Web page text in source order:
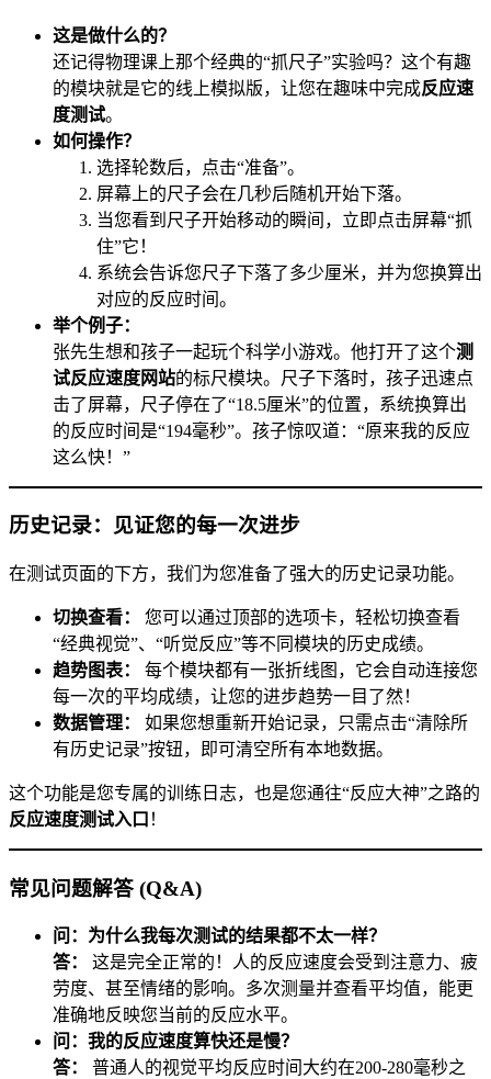
这是做什么的？
还记得物理课上那个经典的“抓尺子”实验吗？这个有趣
的模块就是它的线上模拟版，让您在趣味中完成反应速
度测试。
如何操作？
选择轮数后，点击“准备”。
屏幕上的尺子会在几秒后随机开始下落。
当您看到尺子开始移动的瞬间，立即点击屏幕“抓
住”它！
系统会告诉您尺子下落了多少厘米，并为您换算出
对应的反应时间。
举个例子：
张先生想和孩子一起玩个科学小游戏。他打开了这个测
试反应速度网站的标尺模块。尺子下落时，孩子迅速点
击了屏幕，尺子停在了“18.5厘米”的位置，系统换算出
的反应时间是“194毫秒”。孩子惊叹道：“原来我的反应
这么快！”
历史记录：见证您的每一次进步
在测试页面的下方，我们为您准备了强大的历史记录功能。
切换查看：
您可以通过顶部的选项卡，轻松切换查看
“经典视觉”、“听觉反应”等不同模块的历史成绩。
趋势图表：
每个模块都有一张折线图，它会自动连接您
每一次的平均成绩，让您的进步趋势一目了然！
数据管理：
如果您想重新开始记录，只需点击“清除所
有历史记录”按钮，即可清空所有本地数据。
这个功能是您专属的训练日志，也是您通往“反应大神”之路的
反应速度测试入口 ！
常见问题解答 (Q&A)
问：为什么我每次测试的结果都不太一样？
答：
这是完全正常的！人的反应速度会受到注意力、疲
劳度、甚至情绪的影响。多次测量并查看平均值，能更
准确地反映您当前的反应水平。
问：我的反应速度算快还是慢？
答：
普通人的视觉平均反应时间大约在200-280毫秒之